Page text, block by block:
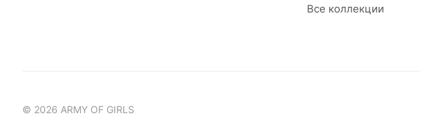
Все коллекции
© 2026 ARMY OF GIRLS